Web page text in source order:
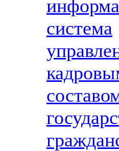
система